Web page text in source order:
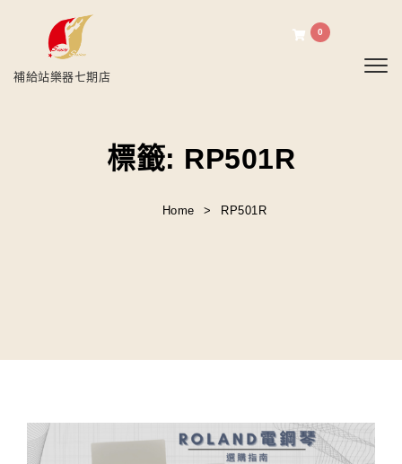
補給站樂器七期店
0
標籤: RP501R
Home RP501R